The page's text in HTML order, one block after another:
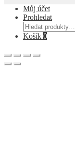
Můj účet
Prohledat
Hledat:
Košík 0